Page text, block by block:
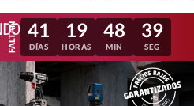
41
DÍAS
19
HORAS
48
MIN
36
SEG